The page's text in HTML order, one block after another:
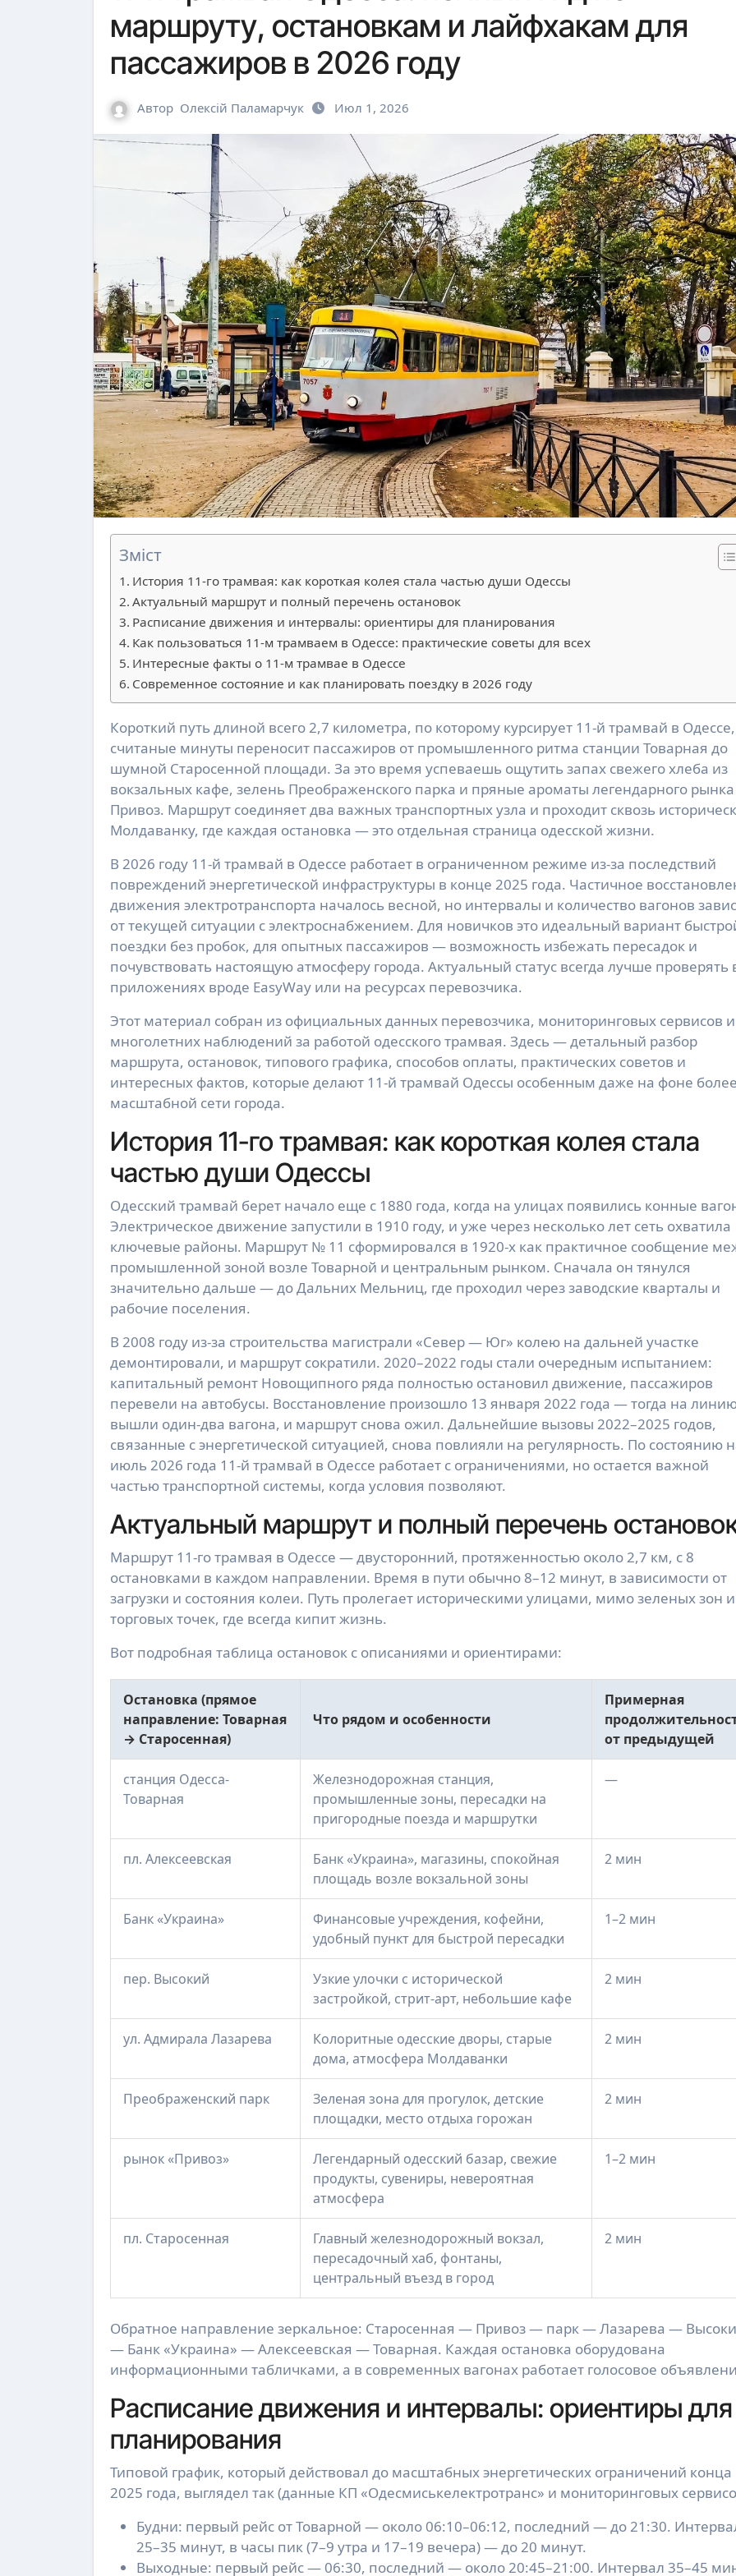
маршруту, остановкам и лайфхакам для
пассажиров в 2026 году
Автор Олексій Паламарчук Июл 1, 2026
Зміст
История 11-го трамвая: как короткая колея стала частью души Одессы
Актуальный маршрут и полный перечень остановок
Расписание движения и интервалы: ориентиры для планирования
Как пользоваться 11-м трамваем в Одессе: практические советы для всех
Интересные факты о 11-м трамвае в Одессе
Современное состояние и как планировать поездку в 2026 году
Короткий путь длиной всего 2,7 километра, по которому курсирует 11-й трамвай в Одессе, за
считаные минуты переносит пассажиров от промышленного ритма станции Товарная до
шумной Старосенной площади. За это время успеваешь ощутить запах свежего хлеба из
вокзальных кафе, зелень Преображенского парка и пряные ароматы легендарного рынка
Привоз. Маршрут соединяет два важных транспортных узла и проходит сквозь
Молдаванку, где каждая остановка — это отдельная страница одесской жизни.
В 2026 году 11-й трамвай в Одессе работает в ограниченном режиме из-за последствий
повреждений энергетической инфраструктуры в конце 2025 года. Частичное
движения электротранспорта началось весной, но интервалы и количество вагонов
от текущей ситуации с электроснабжением. Для новичков это идеальный вариант
поездки без пробок, для опытных пассажиров — возможность избежать пересадок и
почувствовать настоящую атмосферу города. Актуальный статус всегда лучше проверять
приложениях вроде EasyWay или на ресурсах перевозчика.
Этот материал собран из официальных данных перевозчика, мониторинговых сервисов и
многолетних наблюдений за работой одесского трамвая. Здесь — детальный разбор
маршрута, остановок, типового графика, способов оплаты, практических советов и
интересных фактов, которые делают 11-й трамвай Одессы особенным даже на фоне
масштабной сети города.
История 11-го трамвая: как короткая колея стала
частью души Одессы
Одесский трамвай берет начало еще с 1880 года, когда на улицах появились конные
Электрическое движение запустили в 1910 году, и уже через несколько лет сеть охватила
ключевые районы. Маршрут № 11 сформировался в 1920-х как практичное сообщение
промышленной зоной возле Товарной и центральным рынком. Сначала он тянулся
значительно дальше — до Дальних Мельниц, где проходил через заводские кварталы и
рабочие поселения.
В 2008 году из-за строительства магистрали «Север — Юг» колею на дальней участке
демонтировали, и маршрут сократили. 2020–2022 годы стали очередным испытанием:
капитальный ремонт Новощипного ряда полностью остановил движение, пассажиров
перевели на автобусы. Восстановление произошло 13 января 2022 года — тогда на
вышли один-два вагона, и маршрут снова ожил. Дальнейшие вызовы 2022–2025 годов,
связанные с энергетической ситуацией, снова повлияли на регулярность. По состоянию
июль 2026 года 11-й трамвай в Одессе работает с ограничениями, но остается важной
частью транспортной системы, когда условия позволяют.
Актуальный маршрут и полный перечень
Маршрут 11-го трамвая в Одессе — двусторонний, протяженностью около 2,7 км, с 8
остановками в каждом направлении. Время в пути обычно 8–12 минут, в зависимости от
загрузки и состояния колеи. Путь пролегает историческими улицами, мимо зеленых зон и
торговых точек, где всегда кипит жизнь.
Вот подробная таблица остановок с описаниями и ориентирами:
Остановка (прямое
направление: Товарная
→ Старосенная)
Что рядом и особенности
Примерная
от предыдущей
станция Одесса-
Товарная
Железнодорожная станция,
промышленные зоны, пересадки на
пригородные поезда и маршрутки
—
пл. Алексеевская
Банк «Украина», магазины, спокойная
площадь возле вокзальной зоны
2 мин
Банк «Украина»
Финансовые учреждения, кофейни,
удобный пункт для быстрой пересадки
1–2 мин
пер. Высокий
Узкие улочки с исторической
застройкой, стрит-арт, небольшие кафе
2 мин
ул. Адмирала Лазарева
Колоритные одесские дворы, старые
дома, атмосфера Молдаванки
2 мин
Преображенский парк
Зеленая зона для прогулок, детские
площадки, место отдыха горожан
2 мин
рынок «Привоз»
Легендарный одесский базар, свежие
продукты, сувениры, невероятная
атмосфера
1–2 мин
пл. Старосенная
Главный железнодорожный вокзал,
пересадочный хаб, фонтаны,
центральный въезд в город
2 мин
Обратное направление зеркальное: Старосенная — Привоз — парк — Лазарева —
— Банк «Украина» — Алексеевская — Товарная. Каждая остановка оборудована
информационными табличками, а в современных вагонах работает голосовое
Расписание движения и интервалы: ориентиры для
планирования
Типовой график, который действовал до масштабных энергетических ограничений конца
2025 года, выглядел так (данные КП «Одесмиськелектротранс» и мониторинговых
Будни: первый рейс от Товарной — около 06:10–06:12, последний — до 21:30.
25–35 минут, в часы пик (7–9 утра и 17–19 вечера) — до 20 минут.
Выходные: первый рейс — 06:30, последний — около 20:45–21:00. Интервал 35–45